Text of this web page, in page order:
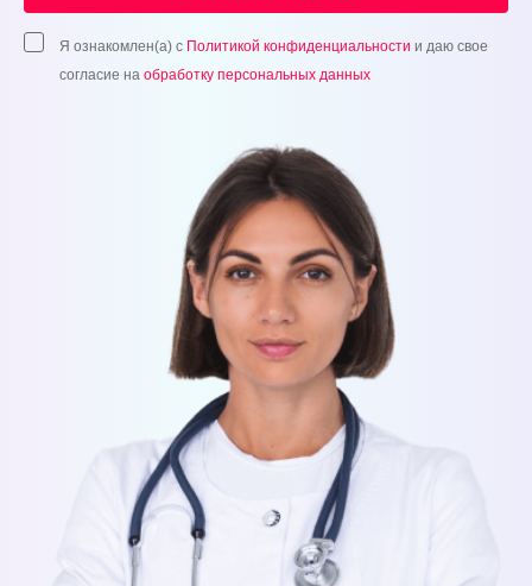
Я ознакомлен(а) с Политикой конфиденциальности и даю свое
согласие на обработку персональных данных